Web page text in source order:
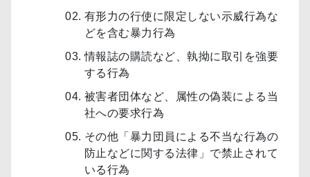
有形力の行使に限定しない示威行為な
どを含む暴力行為
情報誌の購読など、執拗に取引を強要
する行為
被害者団体など、属性の偽装による当
社への要求行為
その他「暴力団員による不当な行為の
防止などに関する法律」で禁止されて
いる行為